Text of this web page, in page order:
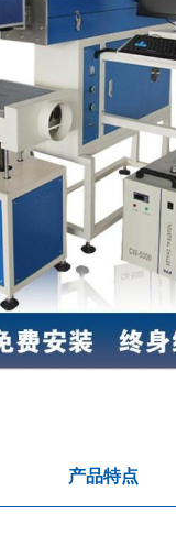
产品特点